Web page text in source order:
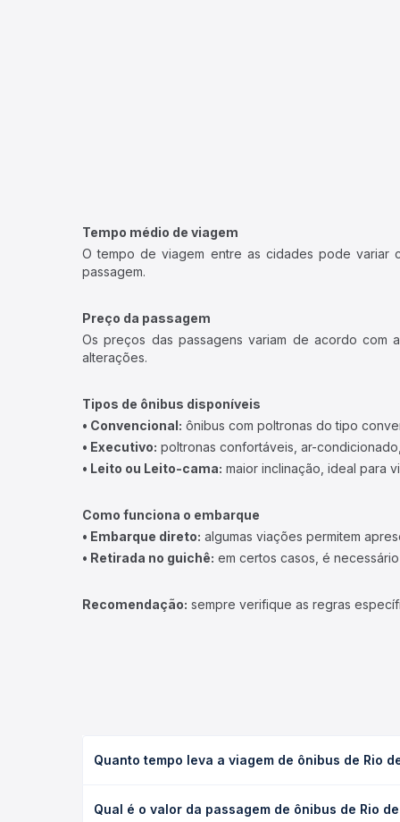
Tempo médio de viagem
O tempo de viagem entre as cidades pode variar
passagem.
Preço da passagem
Os preços das passagens variam de acordo com
alterações.
Tipos de ônibus disponíveis
• Convencional: ônibus com poltronas do tipo
• Executivo: poltronas confortáveis, ar-
• Leito ou Leito-cama: maior inclinação, ideal para
Como funciona o embarque
• Embarque direto: algumas viações permitem
• Retirada no guichê: em certos casos, é
Recomendação: sempre verifique as regras
Quanto tempo leva a viagem de ônibus de Rio
(convencional, executivo ou leito) e as condições
Qual é o valor da passagem de ônibus de Rio